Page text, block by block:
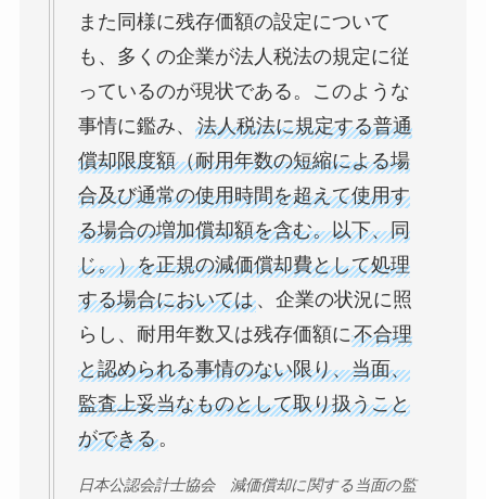
また同様に残存価額の設定について
も、多くの企業が法人税法の規定に従
っているのが現状である。このような
事情に鑑み、 法人税法に規定する普通
償却限度額（耐用年数の短縮による場
合及び通常の使用時間を超えて使用す
る場合の増加償却額を含む。以下、同
じ。）を正規の減価償却費として処理
する場合においては、企業の状況に照
らし、耐用年数又は残存価額に不合理
と認められる事情のない限り、当面、
監査上妥当なものとして取り扱うこと
ができる。
日本公認会計士協会 減価償却に関する当面の監